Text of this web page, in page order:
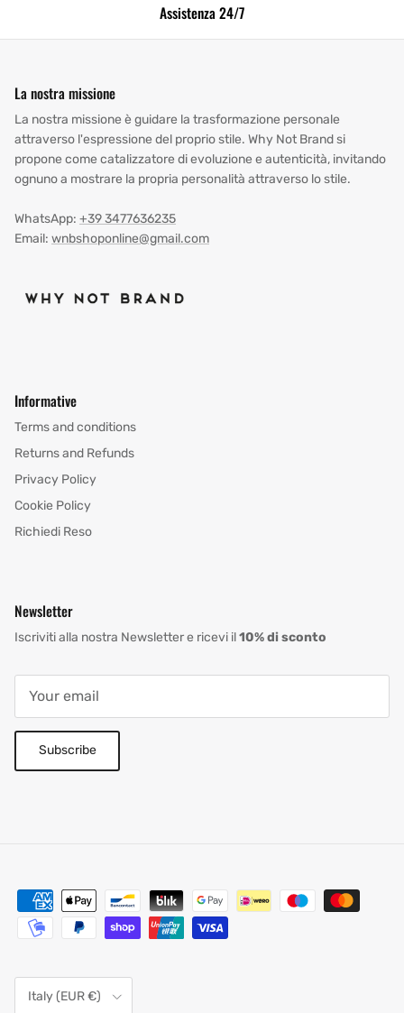
Assistenza 24/7
La nostra missione
La nostra missione è guidare la trasformazione personale
attraverso l'espressione del proprio stile. Why Not Brand si
propone come catalizzatore di evoluzione e autenticità, invitando
ognuno a mostrare la propria personalità attraverso lo stile.
WhatsApp: +39 3477636235
Email: wnbshoponline@gmail.com
Informative
Terms and conditions
Returns and Refunds
Privacy Policy
Cookie Policy
Richiedi Reso
Newsletter
Iscriviti alla nostra Newsletter e ricevi il10% di sconto
Subscribe
Italy (EUR €)